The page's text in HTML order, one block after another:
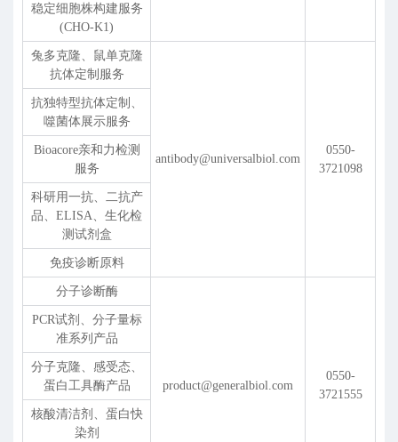
稳定细胞株构建服务
(CHO-K1)
兔多克隆、鼠单克隆
抗体定制服务
antibody@universalbiol.com
0550-
3721098
抗独特型抗体定制、
噬菌体展示服务
Bioacore亲和力检测
服务
科研用一抗、二抗产
品、ELISA、生化检
测试剂盒
免疫诊断原料
分子诊断酶
product@generalbiol.com
0550-
3721555
PCR试剂、分子量标
准系列产品
分子克隆、感受态、
蛋白工具酶产品
核酸清洁剂、蛋白快
染剂